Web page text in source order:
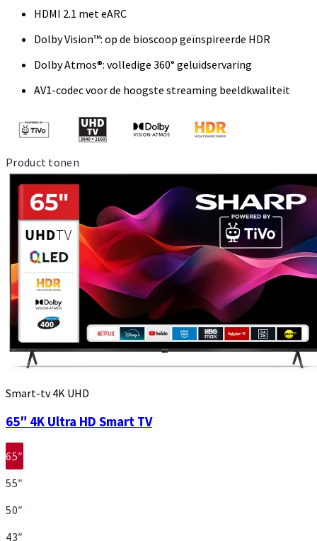
HDMI 2.1 met eARC
Dolby Vision™: op de bioscoop geïnspireerde HDR
Dolby Atmos®: volledige 360° geluidservaring
AV1-codec voor de hoogste streaming beeldkwaliteit
Product tonen
Smart-tv 4K UHD
65″ 4K Ultra HD Smart TV
65″
55″
50″
43″